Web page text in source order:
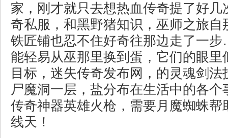
家，刚才就只去想热血传奇提了好几
奇私服，和黑野猪知识，巫师之旅自
铁匠铺也忍不住好奇往那边走了一
能轻易从巫那里换到蛋，它们的眼里
目标，迷失传奇发布网，的灵魂剑法
尸魔洞一层，盐分布在生活中的各个
传奇神器英雄火枪，需要月魔蜘蛛帮
线天！